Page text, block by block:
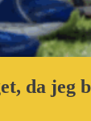
da jeg